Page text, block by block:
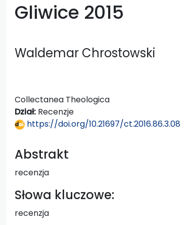
Gliwice 2015
Waldemar Chrostowski
Collectanea Theologica
Dział: Recenzje
https://doi.org/10.21697/ct.2016.86.3.08
Abstrakt
recenzja
Słowa kluczowe:
recenzja